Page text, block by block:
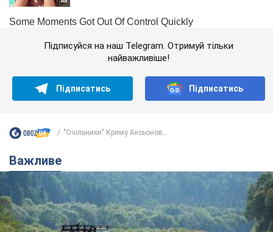
Підписуйся на наш Telegram. Отримуй тільки
найважливіше!
Підписатись Підписатись
"Очільники" Криму Аксьонов...
Важливе